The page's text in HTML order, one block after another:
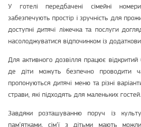
У готелі передбачені сімейні
забезпечують простір і зручність для
доступні дитячі ліжечка та послуги
насолоджуватися відпочинком із
Для активного дозвілля працює
де діти можуть безпечно проводити
пропонуються дитячі меню та різні
страви, які підходять для маленьких гостей.
Завдяки розташуванню поруч із
пам’ятками, сім’ї з дітьми мають